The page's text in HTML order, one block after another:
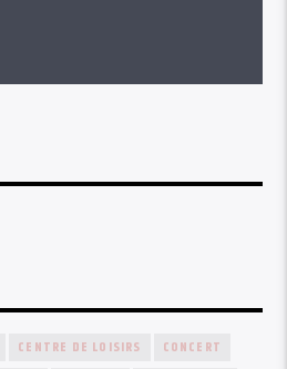
CENTRE DE LOISIRS
CONCERT